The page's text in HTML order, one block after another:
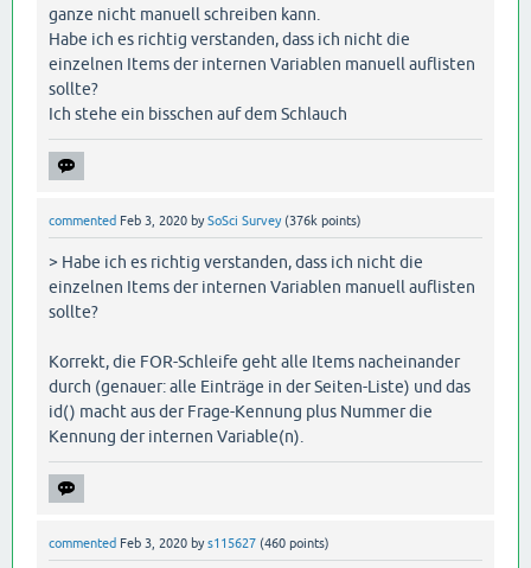
ganze nicht manuell schreiben kann.
Habe ich es richtig verstanden, dass ich nicht die
einzelnen Items der internen Variablen manuell auflisten
sollte?
Ich stehe ein bisschen auf dem Schlauch
commented Feb 3, 2020 bySoSci Survey (376k points)
> Habe ich es richtig verstanden, dass ich nicht die
einzelnen Items der internen Variablen manuell auflisten
sollte?
Korrekt, die FOR-Schleife geht alle Items nacheinander
durch (genauer: alle Einträge in der Seiten-Liste) und das
id() macht aus der Frage-Kennung plus Nummer die
Kennung der internen Variable(n).
commented Feb 3, 2020 bys115627 (460 points)